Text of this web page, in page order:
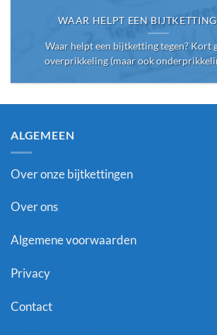
WAAR HELPT EEN
Waar helpt een bijtketting tegen? Kort
overprikkeling (maar ook
ALGEMEEN
Over onze bijtkettingen
Over ons
Algemene voorwaarden
Privacy
Contact